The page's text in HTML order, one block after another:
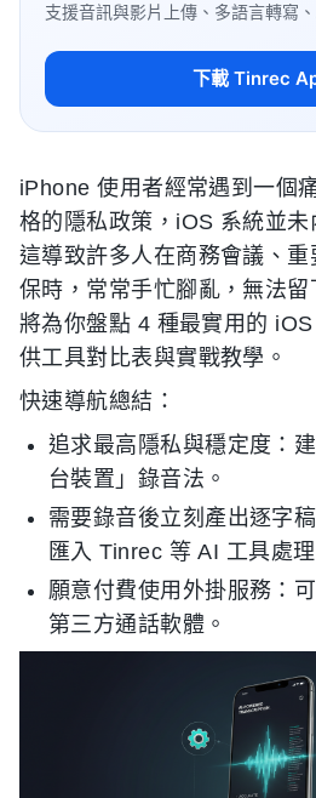
支援音訊與影片上傳、多語言轉寫
下載 Tinrec
iPhone 使用者經常遇到一個
格的隱私政策，iOS 系統並未
這導致許多人在商務會議、重
保時，常常手忙腳亂，無法
將為你盤點 4 種最實用的
供工具對比表與實戰教學。
快速導航總結：
追求最高隱私與穩定度：
台裝置」錄音法。
需要錄音後立刻產出逐字
匯入 Tinrec 等 AI 工具處理
願意付費使用外掛服務：
第三方通話軟體。